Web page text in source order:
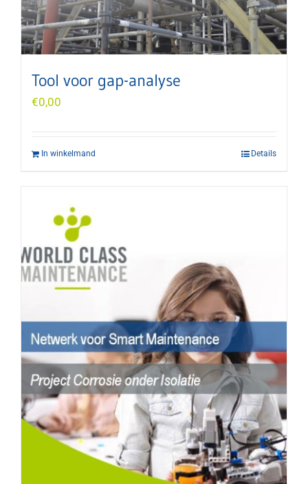
Tool voor gap-analyse
€0,00
In winkelmand Details